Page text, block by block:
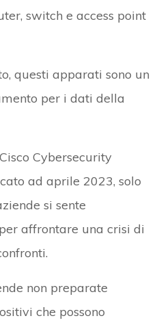
switch e access point
questi apparati sono un
per i dati della
Cybersecurity
ad aprile 2023, solo
si sente
affrontare una crisi di
non preparate
che possono